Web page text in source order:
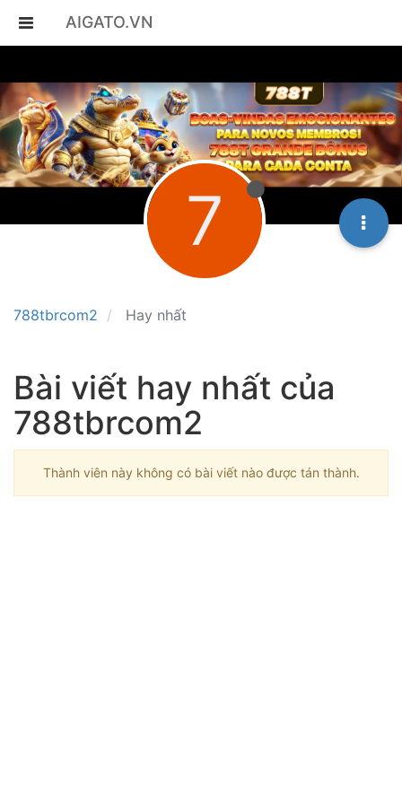
AIGATO.VN
788tbrcom2 Hay nhất
7
Bài viết hay nhất của
788tbrcom2
Thành viên này không có bài viết nào được tán thành.